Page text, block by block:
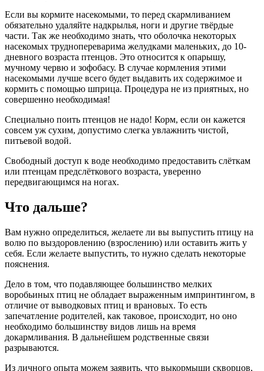
Если вы кормите насекомыми, то перед скармливанием
обязательно удаляйте надкрылья, ноги и другие твёрдые
части. Так же необходимо знать, что оболочка некоторых
насекомых труднопереварима желудками маленьких, до 10-
дневного возраста птенцов. Это относится к опарышу,
мучному червю и зофобасу. В случае кормления этими
насекомыми лучше всего будет выдавить их содержимое и
кормить с помощью шприца. Процедура не из приятных, но
совершенно необходимая!
Специально поить птенцов не надо! Корм, если он кажется
совсем уж сухим, допустимо слегка увлажнить чистой,
питьевой водой.
Свободный доступ к воде необходимо предоставить слёткам
или птенцам предслёткового возраста, уверенно
передвигающимся на ногах.
Что дальше?
Вам нужно определиться, желаете ли вы выпустить птицу на
волю по выздоровлению (взрослению) или оставить жить у
себя. Если желаете выпустить, то нужно сделать некоторые
пояснения.
Дело в том, что подавляющее большинство мелких
воробьиных птиц не обладает выраженным импринтингом, в
отличие от выводковых птиц и врановых. То есть
запечатление родителей, как таковое, происходит, но оно
необходимо большинству видов лишь на время
докармливания. В дальнейшем родственные связи
разрываются.
Из личного опыта можем заявить, что выкормыши скворцов,